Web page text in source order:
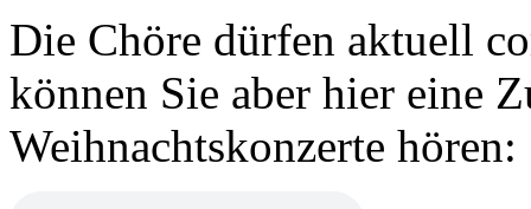
Die Chöre dürfen aktuell
können Sie aber hier eine
Weihnachtskonzerte hören: